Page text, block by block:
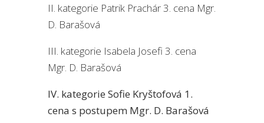
II. kategorie Patrik Prachár 3. cena Mgr.
D. Barašová
III. kategorie Isabela Josefi 3. cena
Mgr. D. Barašová
IV. kategorie Sofie Kryštofová 1.
cena s postupem Mgr. D. Barašová